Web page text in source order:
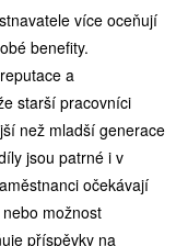
více oceňují
benefity.
a
starší pracovníci
než mladší generace
jsou patrné i v
očekávají
možnost
příspěvky na